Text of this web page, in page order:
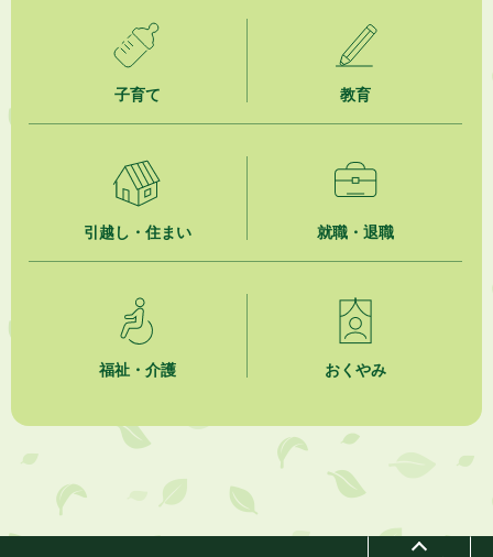
掛川市広告入り窓口封筒無償提供者募集
市民の勇気ある応急手当に感謝状を贈呈しました
2026年8月4日
夏季休暇期間 開業医等診療予定
「水道カルテ」の公表について
2026年8月3日
【参加者募集】プロ棋士から学ぼう！はじめての将棋教室
子育て 教育
引越し・住まい 就職・退職
福祉・介護 おくやみ